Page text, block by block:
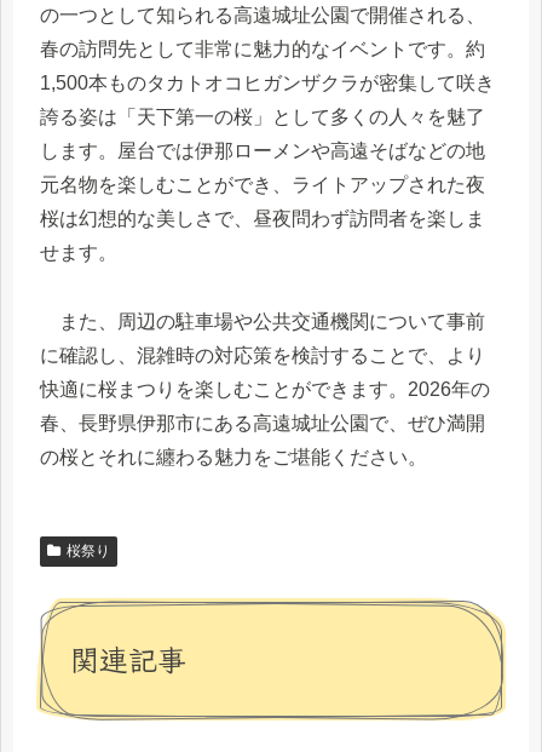
の一つとして知られる高遠城址公園で開催される、
春の訪問先として非常に魅力的なイベントです。約
1,500本ものタカトオコヒガンザクラが密集して咲き
誇る姿は「天下第一の桜」として多くの人々を魅了
します。屋台では伊那ローメンや高遠そばなどの地
元名物を楽しむことができ、ライトアップされた夜
桜は幻想的な美しさで、昼夜問わず訪問者を楽しま
せます。
また、周辺の駐車場や公共交通機関について事前
に確認し、混雑時の対応策を検討することで、より
快適に桜まつりを楽しむことができます。2026年の
春、長野県伊那市にある高遠城址公園で、ぜひ満開
の桜とそれに纏わる魅力をご堪能ください。
桜祭り
関連記事